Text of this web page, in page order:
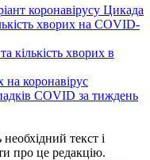
коронавірусу Цикада
хворих на COVID-
кількість хворих в
на коронавірус
COVID за тиждень
текст і
про це редакцію.